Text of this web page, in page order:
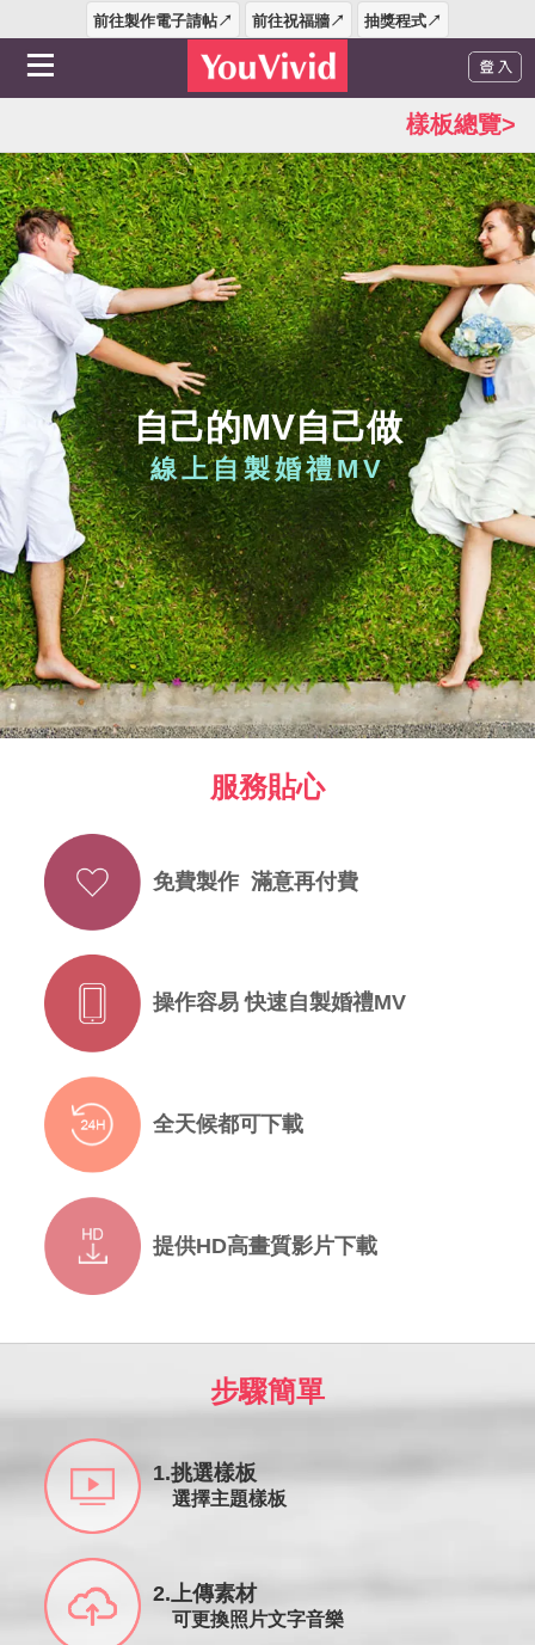
前往製作電子請帖↗ 前往祝福牆↗ 抽獎程式↗
樣板總覽>
自己的MV自己做
線上自製婚禮MV
服務貼心
免費製作 滿意再付費
操作容易 快速自製婚禮MV
全天候都可下載
提供HD高畫質影片下載
步驟簡單
1.挑選樣板
選擇主題樣板
2.上傳素材
可更換照片文字音樂